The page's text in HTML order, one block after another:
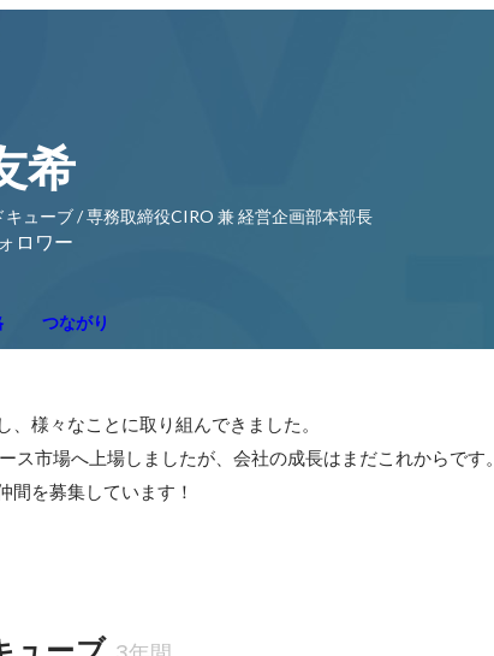
希
ューブ / 専務取締役CIRO 兼 経営企画部本部長
ロワー
つながり
様々なことに取り組んできました。
市場へ上場しましたが、会社の成長はまだこれからです。
間を募集しています！